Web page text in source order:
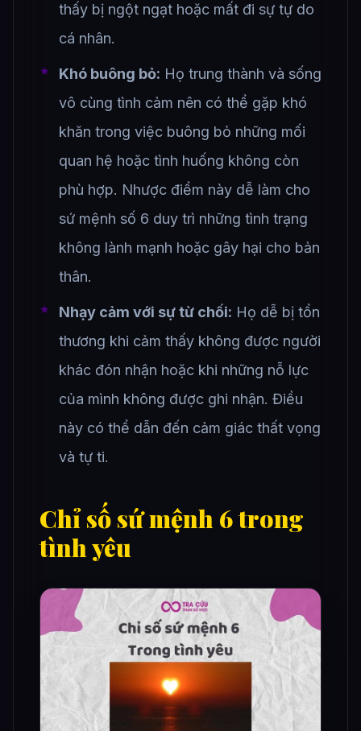
thấy bị ngột ngạt hoặc mất đi sự tự do
cá nhân.
Khó buông bỏ: Họ trung thành và sống
vô cùng tình cảm nên có thể gặp khó
khăn trong việc buông bỏ những mối
quan hệ hoặc tình huống không còn
phù hợp. Nhược điểm này dễ làm cho
sứ mệnh số 6 duy trì những tình trạng
không lành mạnh hoặc gây hại cho bản
thân.
Nhạy cảm với sự từ chối: Họ dễ bị tổn
thương khi cảm thấy không được người
khác đón nhận hoặc khi những nỗ lực
của mình không được ghi nhận. Điều
này có thể dẫn đến cảm giác thất vọng
và tự ti.
Chỉ số sứ mệnh 6 trong
tình yêu